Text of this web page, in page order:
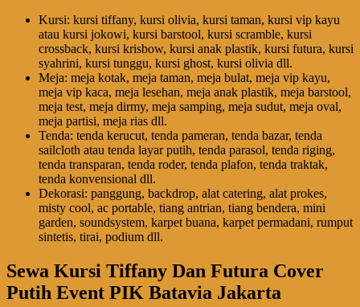
Kursi: kursi tiffany, kursi olivia, kursi taman, kursi vip kayu
atau kursi jokowi, kursi barstool, kursi scramble, kursi
crossback, kursi krisbow, kursi anak plastik, kursi futura, kursi
syahrini, kursi tunggu, kursi ghost, kursi olivia dll.
Meja: meja kotak, meja taman, meja bulat, meja vip kayu,
meja vip kaca, meja lesehan, meja anak plastik, meja barstool,
meja test, meja dirmy, meja samping, meja sudut, meja oval,
meja partisi, meja rias dll.
Tenda: tenda kerucut, tenda pameran, tenda bazar, tenda
sailcloth atau tenda layar putih, tenda parasol, tenda riging,
tenda transparan, tenda roder, tenda plafon, tenda traktak,
tenda konvensional dll.
Dekorasi: panggung, backdrop, alat catering, alat prokes,
misty cool, ac portable, tiang antrian, tiang bendera, mini
garden, soundsystem, karpet buana, karpet permadani, rumput
sintetis, tirai, podium dll.
Sewa Kursi Tiffany Dan Futura Cover
Putih Event PIK Batavia Jakarta